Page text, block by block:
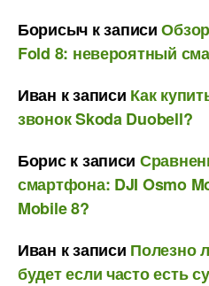
Борисыч к записи
Fold 8: невероятный
Иван к записи Как
звонок Skoda Duobell?
Бориск записи
смартфона: DJI Osmo
Mobile 8?
Иван к записи Полезно
будет если часто есть